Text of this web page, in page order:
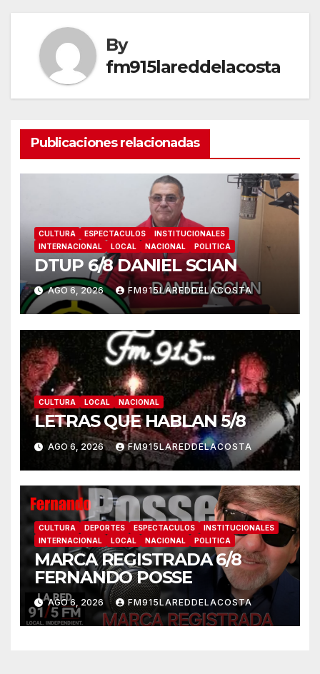
By
fm915lareddelacosta
Publicaciones relacionadas
CULTURA ESPECTACULOS
INSTITUCIONALES
INTERNACIONAL
LOCAL NACIONAL POLITICA
DTUP 6/8 DANIEL SCIAN
AGO 6, 2026 FM915LAREDDELACOSTA
CULTURA LOCAL NACIONAL
LETRAS QUE HABLAN 5/8
AGO 6, 2026 FM915LAREDDELACOSTA
CULTURA DEPORTES ESPECTACULOS
INSTITUCIONALES
INTERNACIONAL
LOCAL NACIONAL POLITICA
MARCA REGISTRADA 6/8
FERNANDO POSSE
AGO 6, 2026 FM915LAREDDELACOSTA